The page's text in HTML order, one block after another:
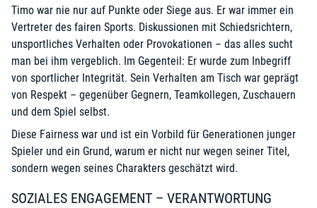
Timo war nie nur auf Punkte oder Siege aus. Er war immer ein
Vertreter des fairen Sports. Diskussionen mit Schiedsrichtern,
unsportliches Verhalten oder Provokationen – das alles sucht
man bei ihm vergeblich. Im Gegenteil: Er wurde zum Inbegriff
von sportlicher Integrität. Sein Verhalten am Tisch war geprägt
von Respekt – gegenüber Gegnern, Teamkollegen, Zuschauern
und dem Spiel selbst.
Diese Fairness war und ist ein Vorbild für Generationen junger
Spieler und ein Grund, warum er nicht nur wegen seiner Titel,
sondern wegen seines Charakters geschätzt wird.
SOZIALES ENGAGEMENT – VERANTWORTUNG